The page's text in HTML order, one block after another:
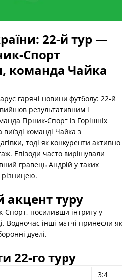
22-й тур —
Спорт
команда Чайка
гарячі новини футболу: 22-й
вийшов результативним і
Гірник-Спорт із Горішніх
команді Чайка з
тоді як конкуренти активно
Епізоди часто вирішували
гравець Андрій у таких
різницею.
акцент туру
Спорт, посиливши інтригу у
Водночас інші матчі принесли як
дуелі.
22-го туру
3:4